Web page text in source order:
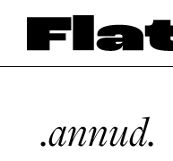
.annud.